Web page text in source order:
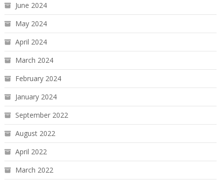
June 2024
May 2024
April 2024
March 2024
February 2024
January 2024
September 2022
August 2022
April 2022
March 2022